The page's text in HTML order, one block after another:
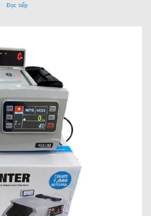
Đọc tiếp